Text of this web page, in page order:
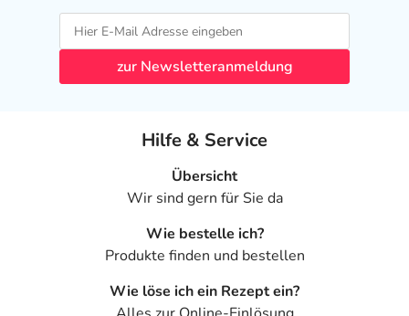
- verminderter Appetit
- Schlafstörungen
- Depressionen
- Bewegungsstörungen
- Bindehautentzündung
- Pulsbeschleunigung
- Anfälle von Atemnot
zur Newsletteranmeldung
Hilfe & Service
Übersicht
Wir sind gern für Sie da
Wie bestelle ich?
Produkte finden und bestellen
Wie löse ich ein Rezept ein?